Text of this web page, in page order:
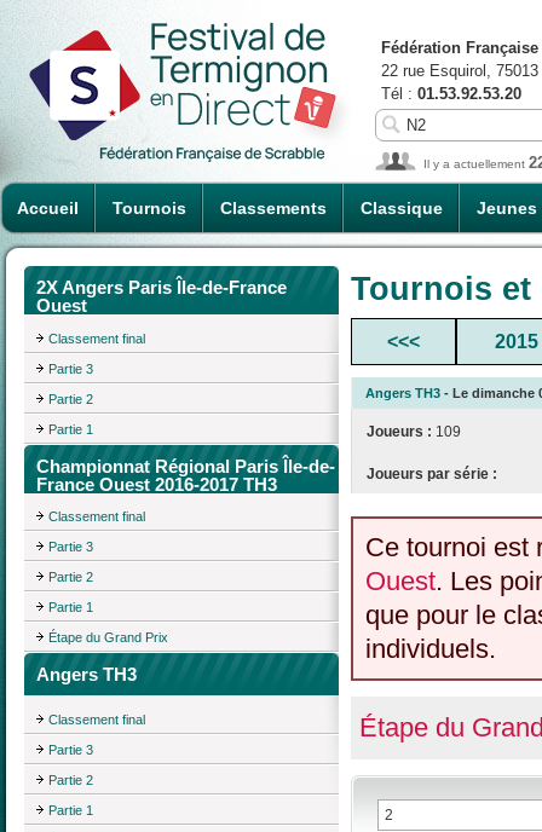
Accueil Tournois Classements Classique Jeunes
Fédération
22 rue Esquirol,
Tél : 01.53.92.53.20
Il y a actuellement
2X Angers Paris Île-de-France
Ouest
Classement final
Partie 3
Partie 2
Partie 1
Championnat Régional Paris Île-de-
France Ouest 2016-2017 TH3
Classement final
Partie 3
Partie 2
Partie 1
Étape du Grand Prix
Angers TH3
Classement final
Partie 3
Partie 2
Partie 1
Tournois
<<< 2015
Angers TH3 - Le dimanche
Joueurs : 109
Joueurs par série :
Ce tournoi est
Ouest. Les
que pour le
individuels.
Étape du